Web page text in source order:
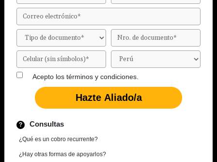
Acepto los términos y condiciones.
Consultas
¿Qué es un cobro recurrente?
¿Hay otras formas de apoyarlos?